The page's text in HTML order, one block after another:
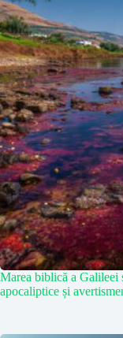
Marea biblică a Galileei
apocaliptice și